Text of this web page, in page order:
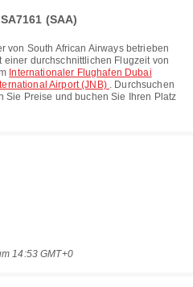
(SAA)
von South African Airwaysbetrieben
einer durchschnittlichen Flugzeit von
Internationaler Flughafen Dubai
Airport (JNB) . Durchsuchen
Sie Preise und buchen Sie Ihren Platz
14:53 GMT+0